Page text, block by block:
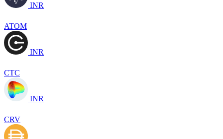
INR
ATOM
INR
CTC
INR
CRV